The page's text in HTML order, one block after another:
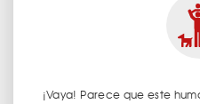
¡Vaya! Parece que este